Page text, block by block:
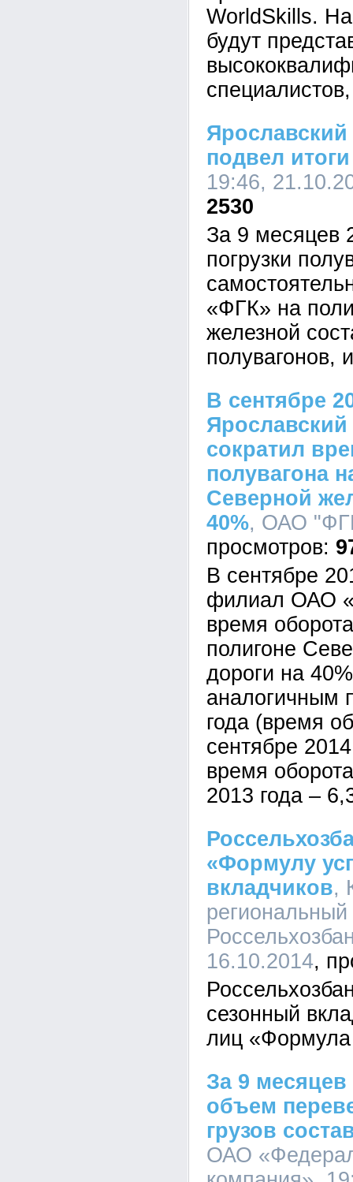
WorldSkills.
будут
подвел
19:46,
2530
За 9 месяцев
погрузки
«ФГК» на
железной
полувагонов,
В сентябре
сократил
полувагона
Северной
40%, ОАО
В сентябре
филиал ОАО
время
полигоне
дороги на
аналогичным
года (время
сентябре
время
2013 года –
«Формулу
вкладчиков,
16.10.2014
сезонный
лиц «Формула
За 9
объем
грузов
ОАО